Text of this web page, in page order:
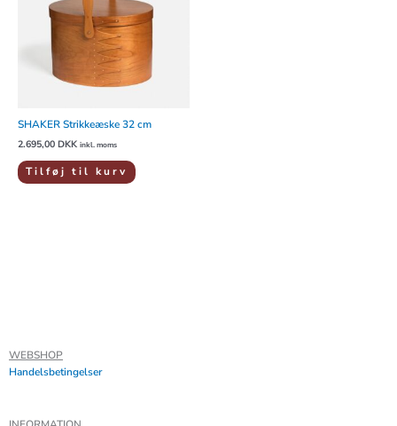
SHAKER Strikkeæske 32 cm
2.695,00 DKK inkl. moms
Tilføj til kurv
WEBSHOP
Handelsbetingelser